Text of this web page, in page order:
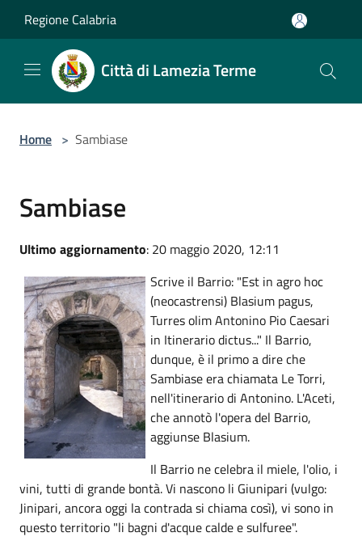
Regione Calabria
Città di Lamezia Terme
Home > Sambiase
Sambiase
Ultimo aggiornamento: 20 maggio 2020, 12:11
Scrive il Barrio: "Est in agro hoc
(neocastrensi) Blasium pagus,
Turres olim Antonino Pio Caesari
in Itinerario dictus..." Il Barrio,
dunque, è il primo a dire che
Sambiase era chiamata Le Torri,
nell'itinerario di Antonino. L'Aceti,
che annotò l'opera del Barrio,
aggiunse Blasium.
Il Barrio ne celebra il miele, l'olio, i
vini, tutti di grande bontà. Vi nascono li Giunipari (vulgo:
Jinipari, ancora oggi la contrada si chiama così), vi sono in
questo territorio "li bagni d'acque calde e sulfuree".